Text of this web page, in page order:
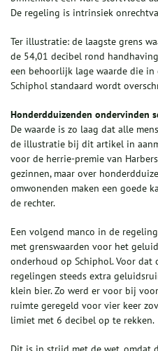
De regeling is intrinsiek
Ter illustratie: de laagste grens
de 54,01 decibel rond
een behoorlijk lage waarde die
Schiphol standaard wordt
Honderdduizenden ondervinden
De waarde is zo laag dat alle
de illustratie bij dit artikel in
voor de herrie-premie van
gezinnen, maar over
omwonenden maken een goede
de rechter.
Een volgend manco in de
met grenswaarden voor het
onderhoud op Schiphol. Voor
regelingen steeds extra
klein bier. Zo werd er voor bij
ruimte geregeld voor vier keer
limiet met 6 decibel op te rekken.